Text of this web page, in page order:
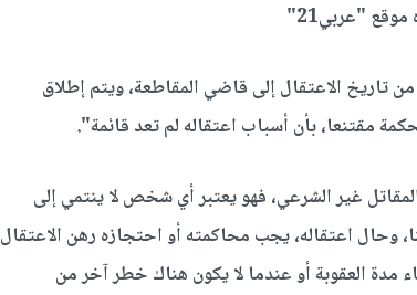
"عربي21"
الاعتقال إلى قاضي المقاطعة، ويتم إطلاق
مقتنعا، بأن أسباب اعتقاله لم تعد قائمة".
غير الشرعي، فهو يعتبر أي شخص لا ينتمي إلى
وحال اعتقاله، يجب محاكمته أو احتجازه رهن الاعتقال
مدة العقوبة أو عندما لا يكون هناك خطر آخر من